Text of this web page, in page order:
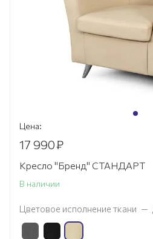
Цена:
17 990₽
Кресло "Бренд" СТАНДАРТ
В наличии
Цветовое исполнение ткани —